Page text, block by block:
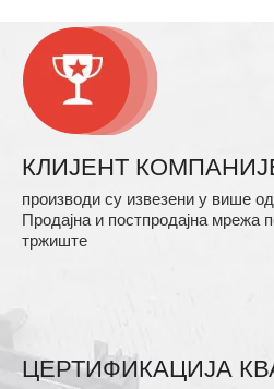
КЛИЈЕНТ
производи су извезени у више
Продајна и постпродајна мрежа
тржиште
ЦЕРТИФИКАЦИЈА